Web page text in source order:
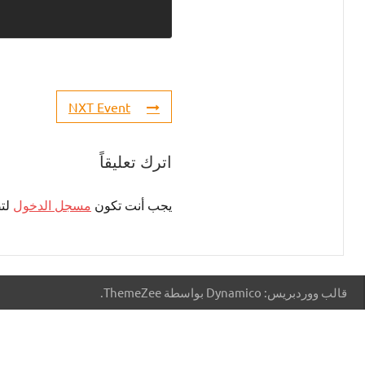
NXT Event
اترك تعليقاً
يجب أنت تكون مسجل الدخول
قالب ووردبريس: Dynamico بواسطة ThemeZee.